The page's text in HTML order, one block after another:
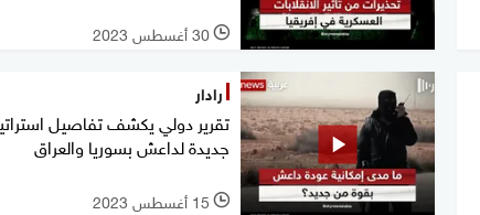
l 30 أغسطس 2023
رادار
تقرير دولي يكشف تفاصيل
جديدة لداعش بسوريا والعراق
l 15 أغسطس 2023